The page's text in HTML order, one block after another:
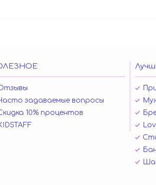
задаваемые вопросы
10% процентов